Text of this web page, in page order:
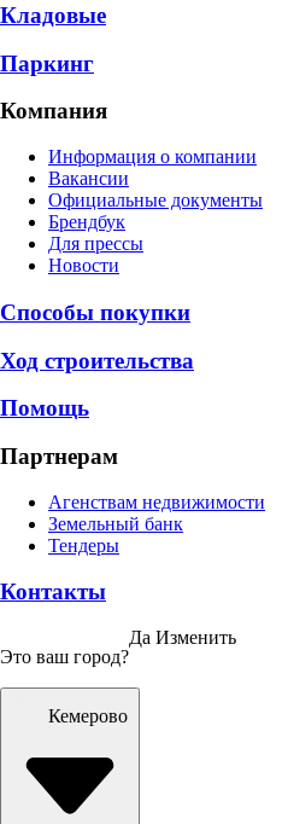
Кладовые
Паркинг
Компания
Информация о компании
Вакансии
Официальные документы
Брендбук
Для прессы
Новости
Способы покупки
Ход строительства
Помощь
Партнерам
Агенствам недвижимости
Земельный банк
Тендеры
Контакты
Это ваш город?
Да Изменить
Кемерово